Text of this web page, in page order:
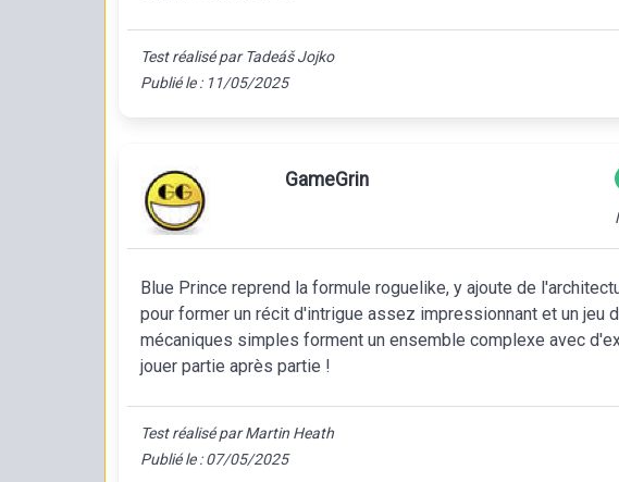
Test réalisé par Tadeáš Jojko
Publié le : 11/05/2025
GameGrin
Blue Prince reprend la formule roguelike, y ajoute de
pour former un récit d'intrigue assez impressionnant et un jeu
mécaniques simples forment un ensemble complexe avec
jouer partie après partie !
Test réalisé par Martin Heath
Publié le : 07/05/2025